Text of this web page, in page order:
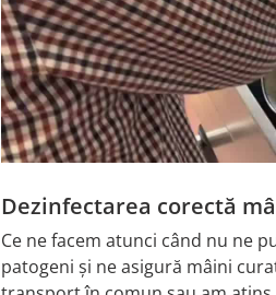
Dezinfectarea corectă
Ce ne facem atunci când nu ne
patogeni și ne asigură mâini